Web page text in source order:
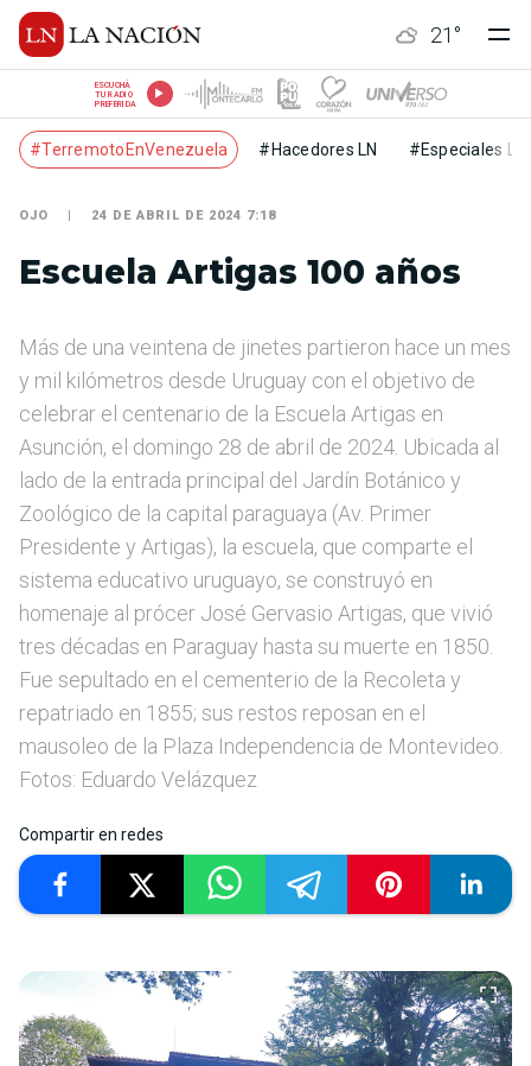
21 °
ESCUCHÁ
TU RADIO
PREFERIDA
#TerremotoEnVenezuela #Hacedores LN #Especiales LN
OJO 24 DE ABRIL DE 2024 7:18
Escuela Artigas 100 años
Más de una veintena de jinetes partieron hace un mes
y mil kilómetros desde Uruguay con el objetivo de
celebrar el centenario de la Escuela Artigas en
Asunción, el domingo 28 de abril de 2024. Ubicada al
lado de la entrada principal del Jardín Botánico y
Zoológico de la capital paraguaya (Av. Primer
Presidente y Artigas), la escuela, que comparte el
sistema educativo uruguayo, se construyó en
homenaje al prócer José Gervasio Artigas, que vivió
tres décadas en Paraguay hasta su muerte en 1850.
Fue sepultado en el cementerio de la Recoleta y
repatriado en 1855; sus restos reposan en el
mausoleo de la Plaza Independencia de Montevideo.
Fotos: Eduardo Velázquez
Compartir en redes